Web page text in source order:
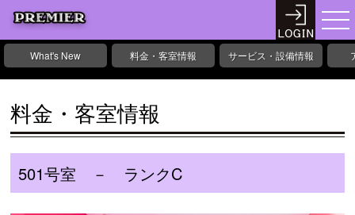
What's New 料金・客室情報 サービス・設備情報
料金・客室情報
501号室 － ランクC